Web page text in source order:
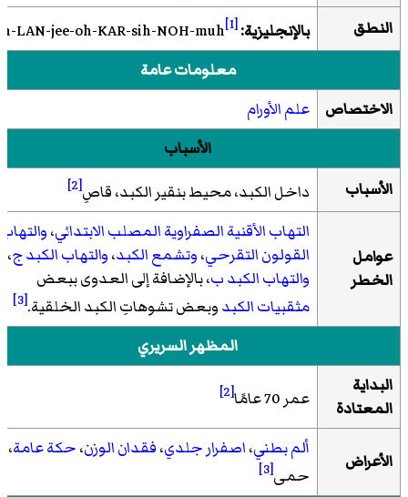
النطق
بالإنجليزية:[1]
معلومات عامة
الاختصاص
علم الأورام
الأسباب
الأسباب
داخل الكبد، محيط بنقير الكبد، قاصِ[2]
عوامل
الخطر
التهاب الأقنية الصفراوية المصلب الابتدائي،والتهاب
القولون التقرحي،وتشمع الكبد،والتهاب الكبد ج،
والتهاب الكبد ب، بالإضافة إلى العدوى ببعض
مثقبيات الكبدوبعض تشوهاتِ الكبد الخلقية.[3]
المظهر السريري
البداية
المعتادة
عمر 70 عامًا [2]
الأعراض
ألم بطني،اصفرار جلدي،فقدان الوزن،حكة عامة،
حمى[3]